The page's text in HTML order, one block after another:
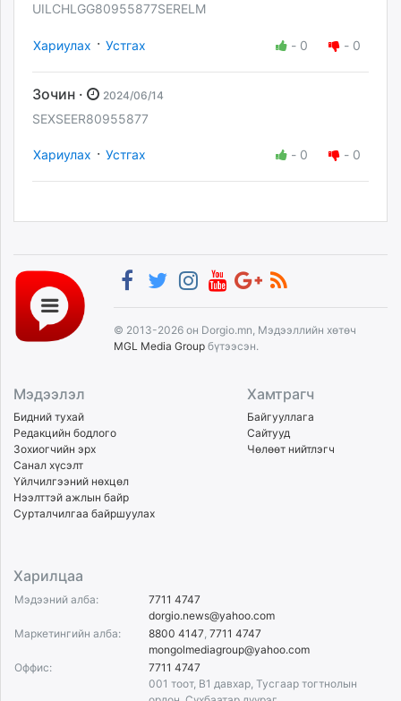
UILCHLGG80955877SERELM
Хариулах · Устгах - 0 - 0
Зочин · 2024/06/14
SEXSEER80955877
Хариулах · Устгах - 0 - 0
© 2013-2026 он Dorgio.mn, Мэдээллийн хөтөч
MGL Media Group бүтээсэн.
Мэдээлэл
Бидний тухай
Редакцийн бодлого
Зохиогчийн эрх
Санал хүсэлт
Үйлчилгээний нөхцөл
Нээлттэй ажлын байр
Сурталчилгаа байршуулах
Хамтрагч
Байгууллага
Сайтууд
Чөлөөт нийтлэгч
Харилцаа
Мэдээний алба:
7711 4747
dorgio.news@yahoo.com
Маркетингийн алба:
8800 4147 7711 4747
mongolmediagroup@yahoo.com
Оффис:
7711 4747
001 тоот, B1 давхар, Тусгаар тогтнолын